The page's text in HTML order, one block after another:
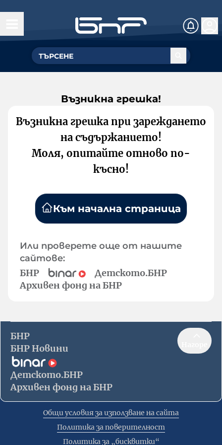
Възникна грешка!
Възникна грешка при зареждането
на съдържанието!
Моля, опитайте отново по-
късно!
Към начална страница
Или проверете още от нашите
сайтове:
БНР
Детското.БНР
Архивен фонд на БНР
БНР
БНР Новини
Детското.БНР
Архивен фонд на БНР
Общи условия за използване на сайта
Политика за поверителност
Политика за „бисквитки“